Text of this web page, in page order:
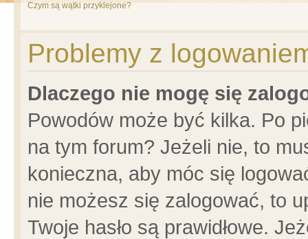
Czym są wątki przyklejone?
Problemy z
Dlaczego nie mogę się
Powodów może być kilka. Po
na tym forum? Jeżeli nie, to
konieczna, aby móc się
nie możesz się zalogować, to
Twoje hasło są prawidłowe.